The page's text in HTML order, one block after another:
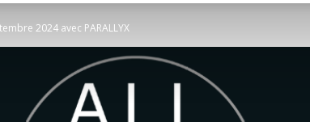
2024 avec PARALLYX